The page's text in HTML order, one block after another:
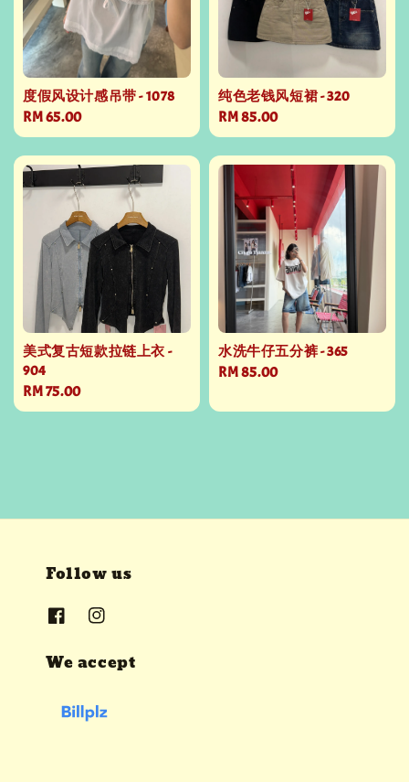
度假风设计感吊带 - 1078
Regular
price
RM 65.00
纯色老钱风短裙 - 320
Regular
price
RM 85.00
美式复古短款拉链上衣 -
904
Regular
price
RM 75.00
水洗牛仔五分裤 - 365
Regular
RM 85.00
Follow us
We accept